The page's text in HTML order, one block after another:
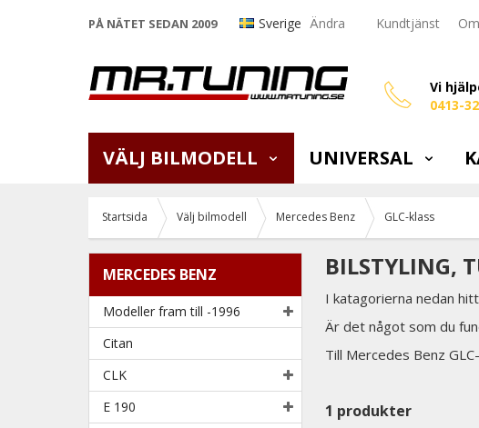
PÅ NÄTET SEDAN 2009 Sverige Ändra Kundtjänst
Vi
0413-
VÄLJ BILMODELL UNIVERSAL
Startsida Välj bilmodell Mercedes Benz GLC-klass
MERCEDES BENZ
Modeller fram till -1996
Citan
CLK
E 190
BILSTYLING,
I katagorierna nedan
Är det något som du
Till Mercedes Benz
1 produkter